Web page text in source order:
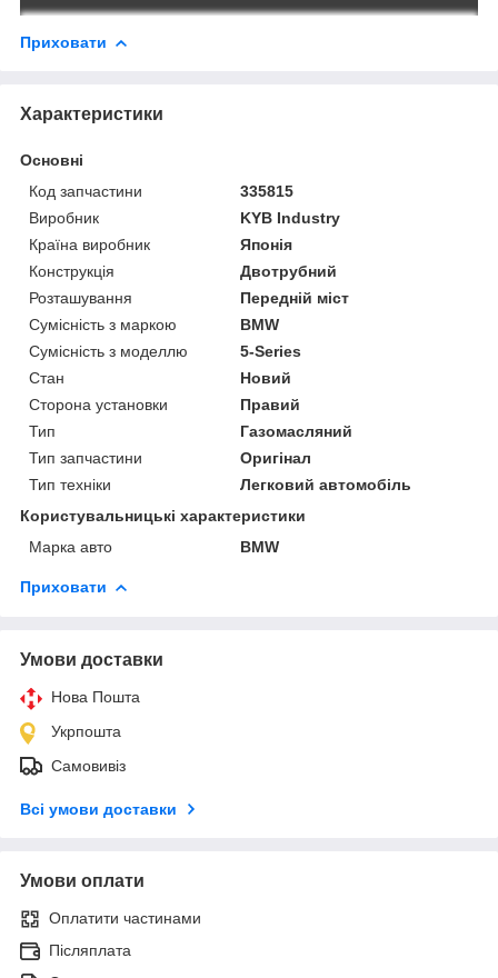
Приховати
Характеристики
Основні
Код запчастини
335815
Виробник
KYB Industry
Країна виробник
Японія
Конструкція
Двотрубний
Розташування
Передній міст
Сумісність з маркою
BMW
Сумісність з моделлю
5-Series
Стан
Новий
Сторона установки
Правий
Тип
Газомасляний
Тип запчастини
Оригінал
Тип техніки
Легковий автомобіль
Користувальницькі характеристики
Марка авто
BMW
Приховати
Умови доставки
Нова Пошта
Укрпошта
Самовивіз
Всі умови доставки
Умови оплати
Оплатити частинами
Післяплата